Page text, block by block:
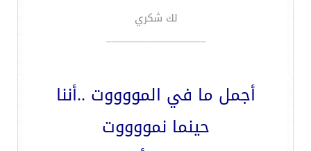
لك شكري
__________________
أجمل ما في المووووت ..أننا
حينما نمووووت